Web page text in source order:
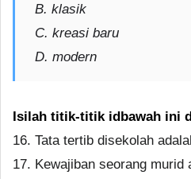
B. klasik
C. kreasi baru
D. modern
Isilah titik-titik idbawah ini
16. Tata tertib disekolah
17. Kewajiban seorang